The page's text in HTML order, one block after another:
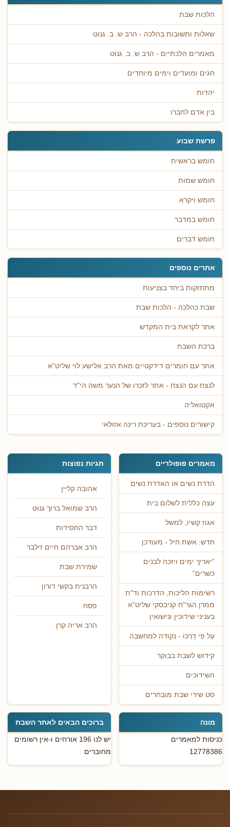
הלכות שבת
שאלות ותשובות בהלכה - הרב ש. ב. גנוט
מאמרים הלכתיים - הרב ש. ב. גנוט
חגים ומועדים וימים מיוחדים
יהדות
בין אדם לחברו
פרשת שבוע
חומש בראשית
חומש שמות
חומש ויקרא
חומש במדבר
חומש דברים
אתרים נוספים
מתחזקות ביחד בצניעות
שבת כהלכה - הלכות שבת
אתר לקראת בית המקדש
ברכת השבת
אתר עם חומרים דידקטיים מאת הרב אלישע לוי שליט"א
לנצח עם הנצח - אתר לזכרו של הנער משה הי"ד
אקטואליה
קישורים נוספים - בעריכת רינה אזולאי
מאמרים פופולריים
הדרת נשים או האדרת נשים
עצה כללית לשלום בית
אגוז קשיו, למשל
חדש: אשת חיל - מעודכן
"יאריך ימים ויזכה לבנים
כשרים"
רשימות הליכות, הדרכות וד"ת
ממרן הגר"ח קניבסקי שליט"א
בעניני שידוכין ונישואין
עַל פִּי דַרְכּוֹ - נקודה למחשבה
קידוש לשבת בבוקר
השידוכים
סט שירי שבת מובחרים
תגיות נפוצות
אהובה קליין
הרב שמואל ברוך גנוט
דבר החסידות
הרב אברהם חיים זילבר
שמירת שבת
הרבנית בקשי דורון
פסח
הרב אריה קרן
מונה
כניסות למאמרים
12778386
ברוכים הבאים לאתר השבת
יש לנו 196 אורחים ו-אין רשומים
מחוברים